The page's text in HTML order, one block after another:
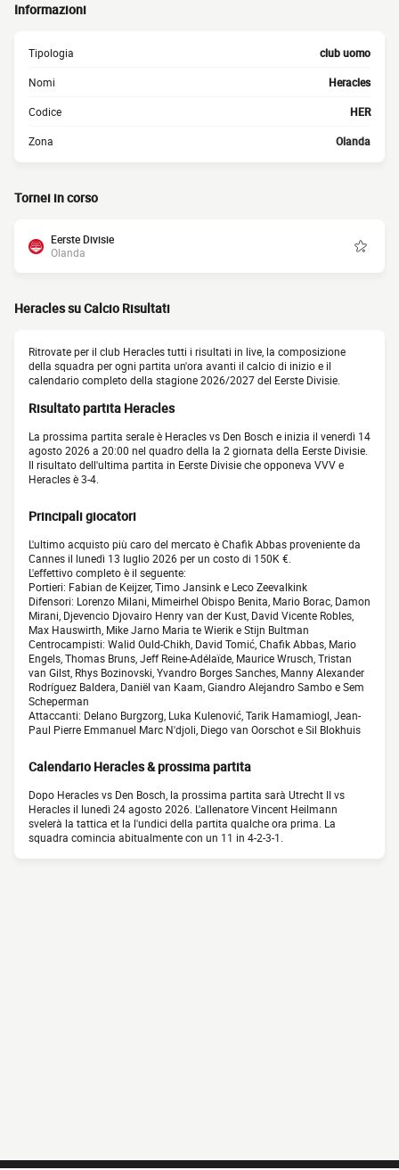
Informazioni
Tipologia club uomo
Nomi Heracles
Codice HER
Zona Olanda
Tornei in corso
Eerste Divisie
Olanda
Heracles su Calcio Risultati
Ritrovate per il club Heracles tutti i risultati in live, la composizione
della squadra per ogni partita un'ora avanti il calcio di inizio e il
calendario completo della stagione 2026/2027 del Eerste Divisie.
Risultato partita Heracles
La prossima partita serale è Heracles vs Den Bosch e inizia il venerdì 14
agosto 2026 a 20:00 nel quadro della la 2 giornata della Eerste Divisie.
Il risultato dell'ultima partita in Eerste Divisie che opponeva VVV e
Heracles è 3-4.
Principali giocatori
L'ultimo acquisto più caro del mercato è Chafik Abbas proveniente da
Cannes il lunedì 13 luglio 2026 per un costo di 150K €.
L'effettivo completo è il seguente:
Portieri: Fabian de Keijzer, Timo Jansink e Leco Zeevalkink
Difensori: Lorenzo Milani, Mimeirhel Obispo Benita, Mario Borac, Damon
Mirani, Djevencio Djovairo Henry van der Kust, David Vicente Robles,
Max Hauswirth, Mike Jarno Maria te Wierik e Stijn Bultman
Centrocampisti: Walid Ould-Chikh, David Tomić, Chafik Abbas, Mario
Engels, Thomas Bruns, Jeff Reine-Adélaïde, Maurice Wrusch, Tristan
van Gilst, Rhys Bozinovski, Yvandro Borges Sanches, Manny Alexander
Rodríguez Baldera, Daniël van Kaam, Giandro Alejandro Sambo e Sem
Scheperman
Attaccanti: Delano Burgzorg, Luka Kulenović, Tarik Hamamiogl, Jean-
Paul Pierre Emmanuel Marc N'djoli, Diego van Oorschot e Sil Blokhuis
Calendario Heracles & prossima partita
Dopo Heracles vs Den Bosch, la prossima partita sarà Utrecht II vs
Heracles il lunedì 24 agosto 2026. L'allenatore Vincent Heilmann
svelerà la tattica et la l'undici della partita qualche ora prima. La
squadra comincia abitualmente con un 11 in 4-2-3-1.